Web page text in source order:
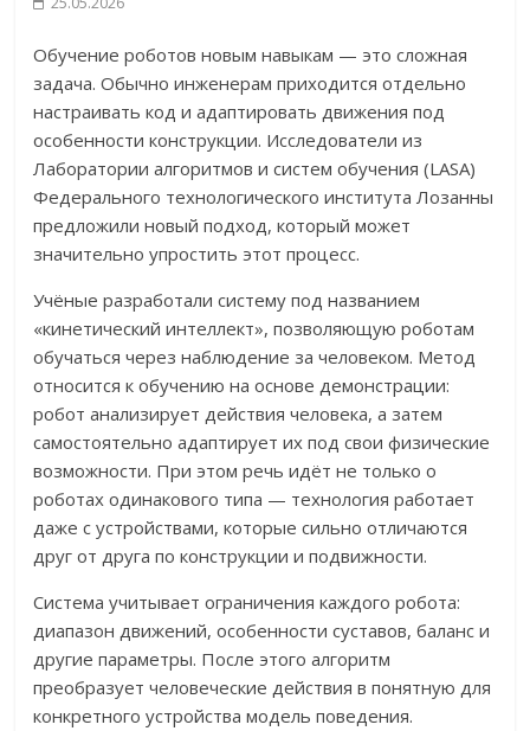
Обучение роботов новым навыкам — это сложная
задача. Обычно инженерам приходится отдельно
настраивать код и адаптировать движения под
особенности конструкции. Исследователи из
Лаборатории алгоритмов и систем обучения (LASA)
Федерального технологического института Лозанны
предложили новый подход, который может
значительно упростить этот процесс.
Учёные разработали систему под названием
«кинетический интеллект», позволяющую роботам
обучаться через наблюдение за человеком. Метод
относится к обучению на основе демонстрации:
робот анализирует действия человека, а затем
самостоятельно адаптирует их под свои физические
возможности. При этом речь идёт не только о
роботах одинакового типа — технология работает
даже с устройствами, которые сильно отличаются
друг от друга по конструкции и подвижности.
Система учитывает ограничения каждого робота:
диапазон движений, особенности суставов, баланс и
другие параметры. После этого алгоритм
преобразует человеческие действия в понятную для
конкретного устройства модель поведения.